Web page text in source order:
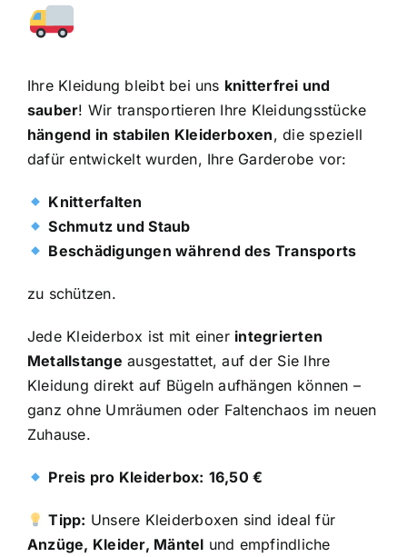
Ihre Kleidung bleibt bei uns knitterfrei und
sauber! Wir transportieren Ihre Kleidungsstücke
hängend in stabilen Kleiderboxen, die speziell
dafür entwickelt wurden, Ihre Garderobe vor:
Knitterfalten
Schmutz und Staub
Beschädigungen während des Transports
zu schützen.
Jede Kleiderbox ist mit einer integrierten
Metallstange ausgestattet, auf der Sie Ihre
Kleidung direkt auf Bügeln aufhängen können –
ganz ohne Umräumen oder Faltenchaos im neuen
Zuhause.
Preis pro Kleiderbox: 16,50 €
Tipp: Unsere Kleiderboxen sind ideal für
Anzüge, Kleider, Mäntel und empfindliche